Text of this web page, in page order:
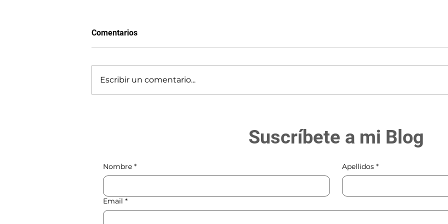
Comentarios
Escribir un comentario...
Suscríbete a mi Blog
Nombre * Apellidos *
Email *